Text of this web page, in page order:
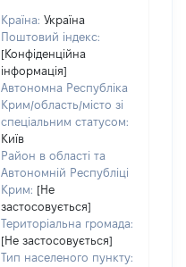
Країна: Україна
Поштовий індекс:
[Конфіденційна
інформація]
Автономна Республіка
Крим/область/місто зі
спеціальним статусом:
Київ
Район в області та
Автономній Республіці
Крим: [Не
застосовується]
Територіальна громада:
[Не застосовується]
Тип населеного пункту: